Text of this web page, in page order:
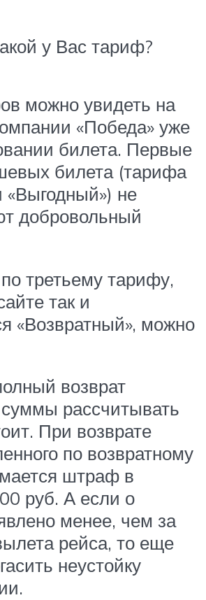
у Вас тариф?
можно увидеть на
«Победа» уже
билета. Первые
билета (тарифа
«Выгодный») не
добровольный
третьему тарифу,
так и
«Возвратный», можно
возврат
рассчитывать
При возврате
по возвратному
штраф в
руб. А если о
менее, чем за
рейса, то еще
неустойку